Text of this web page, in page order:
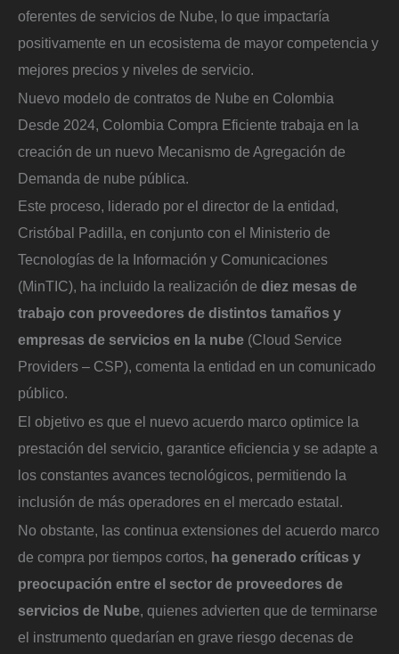
oferentes de servicios de Nube, lo que impactaría
positivamente en un ecosistema de mayor competencia y
mejores precios y niveles de servicio.
Nuevo modelo de contratos de Nube en Colombia
Desde 2024, Colombia Compra Eficiente trabaja en la
creación de un nuevo Mecanismo de Agregación de
Demanda de nube pública.
Este proceso, liderado por el director de la entidad,
Cristóbal Padilla, en conjunto con el Ministerio de
Tecnologías de la Información y Comunicaciones
(MinTIC), ha incluido la realización de diez mesas de
trabajo con proveedores de distintos tamaños y
empresas de servicios en la nube (Cloud Service
Providers – CSP), comenta la entidad en un comunicado
público.
El objetivo es que el nuevo acuerdo marco optimice la
prestación del servicio, garantice eficiencia y se adapte a
los constantes avances tecnológicos, permitiendo la
inclusión de más operadores en el mercado estatal.
No obstante, las continua extensiones del acuerdo marco
de compra por tiempos cortos, ha generado críticas y
preocupación entre el sector de proveedores de
servicios de Nube , quienes advierten que de terminarse
el instrumento quedarían en grave riesgo decenas de